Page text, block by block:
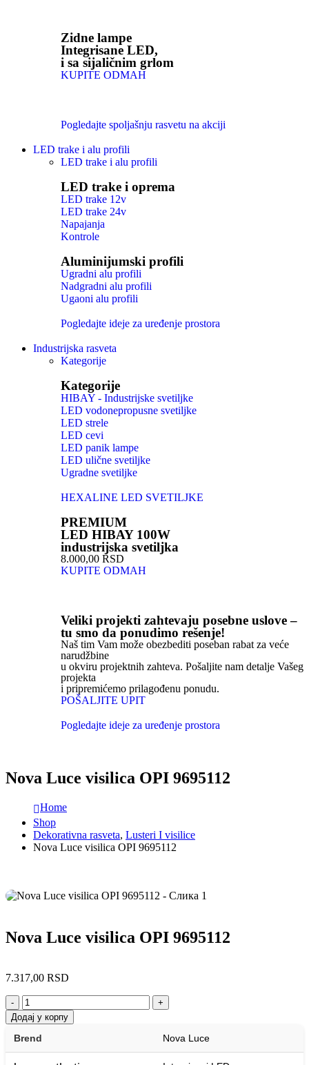
Zidne lampe
Integrisane LED,
i sa sijaličnim grlom
KUPITE ODMAH
Pogledajte spoljašnju rasvetu na akciji
LED trake i alu profili
LED trake i alu profili
LED trake i oprema
LED trake 12v
LED trake 24v
Napajanja
Kontrole
Aluminijumski profili
Ugradni alu profili
Nadgradni alu profili
Ugaoni alu profili
Pogledajte ideje za uređenje prostora
Industrijska rasveta
Kategorije
Kategorije
HIBAY - Industrijske svetiljke
LED vodonepropusne svetiljke
LED strele
LED cevi
LED panik lampe
LED ulične svetiljke
Ugradne svetiljke
HEXALINE LED SVETILJKE
PREMIUM
LED HIBAY 100W
industrijska svetiljka
8.000,00 RSD
KUPITE ODMAH
Veliki projekti zahtevaju posebne uslove –
tu smo da ponudimo rešenje!
Naš tim Vam može obezbediti poseban rabat za veće
narudžbine
u okviru projektnih zahteva. Pošaljite nam detalje Vašeg
projekta
i pripremićemo prilagođenu ponudu.
POŠALJITE UPIT
Pogledajte ideje za uređenje prostora
Nova Luce visilica OPI 9695112
Home
Shop
Dekorativna rasveta, Lusteri I visilice
Nova Luce visilica OPI 9695112
Nova Luce visilica OPI 9695112
7.317,00 RSD
-
+
Додај у корпу
Brend Nova Luce